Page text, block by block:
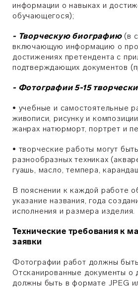
информации о навыках и
обучающегося);
- Творческую биографию(в
включающую информацию о
достижениях претендента с
подтверждающих документов
- Фотографии 5-15
• учебные и самостоятельные
живописи, рисунку и
жанрах натюрморт, портрет и
• творческие работы могут
разнообразных техниках
гуашь, масло, темпера,
В пояснении к каждой работе
указание названия, года
исполнения и размера изделия.
Технические требования к
заявки
Фотографии работ должны
Отсканированные документы о
должны быть в формате JPEG